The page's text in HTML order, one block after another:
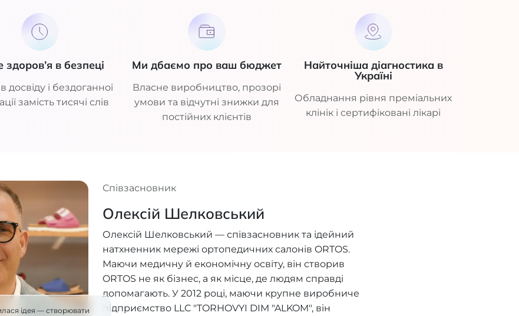
в безпеці
досвіду і бездоганної
замість тисячі слів
Ми дбаємо про ваш бюджет
Власне виробництво, прозорі
умови та відчутні знижки для
постійних клієнтів
Найточніша діагностика в
Україні
Обладнання рівня преміальних
клінік і сертифіковані лікарі
ідея — створювати
Співзасновник
Олексій Шелковський
Олексій Шелковський — співзасновник та ідейний
натхненник мережі ортопедичних салонів ORTOS.
Маючи медичну й економічну освіту, він створив
ORTOS не як бізнес, а як місце, де людям справді
допомагають. У 2012 році, маючи крупне виробниче
підприємство LLC "TORHOVYI DIM "ALKOM", він